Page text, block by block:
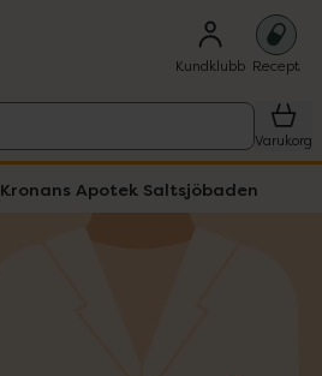
Kundklubb Recept
Varukorg
Kronans Apotek Saltsjöbaden